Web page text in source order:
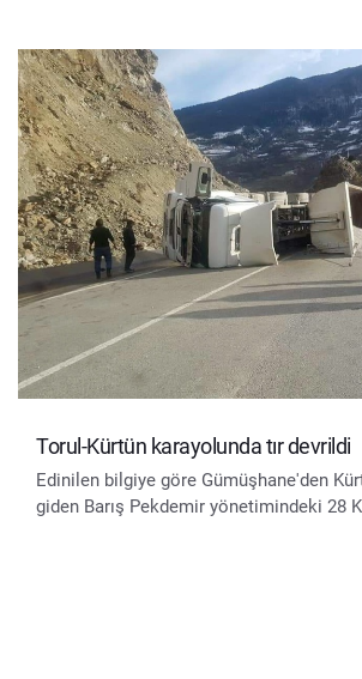
Torul-Kürtün karayolunda tır devrildi
Edinilen bilgiye göre Gümüşhane'den
giden Barış Pekdemir yönetimindeki 28